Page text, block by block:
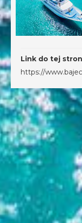
Link do tej
https://